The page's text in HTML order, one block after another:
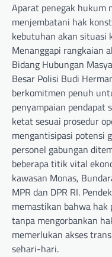
Aparat penegak hukum
menjembatani hak
kebutuhan akan situasi
Menanggapi rangkaian
Bidang Hubungan
Besar Polisi Budi
berkomitmen penuh
penyampaian pendapat
ketat sesuai prosedur
mengantisipasi potensi
personel gabungan
beberapa titik vital
kawasan Monas,
MPR dan DPR RI.
memastikan bahwa
tanpa mengorbankan
memerlukan akses
sehari-hari.